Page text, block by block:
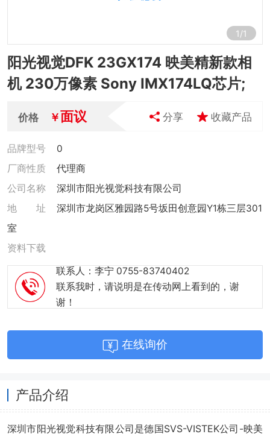
1/1
阳光视觉DFK 23GX174 映美精新款相
机 230万像素 Sony IMX174LQ芯片;
价格 ￥面议 分享 收藏产品
品牌型号
0
厂商性质
代理商
公司名称
深圳市阳光视觉科技有限公司
地 址
深圳市龙岗区雅园路5号坂田创意园Y1栋三层301
室
资料下载
联系人：李宁 0755-83740402
联系我时，请说明是在传动网上看到的，谢
谢！
在线询价
产品介绍
深圳市阳光视觉科技有限公司是德国SVS-VISTEK公司-映美